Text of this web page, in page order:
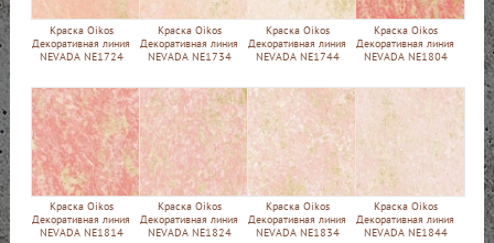
Краска Oikos
Декоративная линия
NEVADA NE1724
Краска Oikos
Декоративная линия
NEVADA NE1734
Краска Oikos
Декоративная линия
NEVADA NE1744
Краска Oikos
Декоративная линия
NEVADA NE1804
Краска Oikos
Декоративная линия
NEVADA NE1814
Краска Oikos
Декоративная линия
NEVADA NE1824
Краска Oikos
Декоративная линия
NEVADA NE1834
Краска Oikos
Декоративная линия
NEVADA NE1844